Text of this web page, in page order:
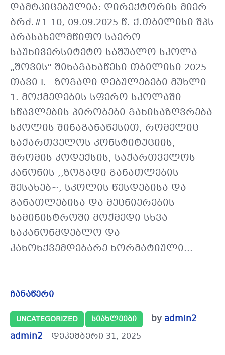
დამტკიცებულია: დირექტორის მიერ
ბრძ.#1-10, 09.09.2025 წ. ქ.თბილისი შპს
არასახელმწიფო საერო
საუნივერსიტეტო საშუალო სკოლა
„შოვის“ შინაგანაწესი თბილისი 2025
თავი I. ზოგადი დებულებები მუხლი
1. მოქმედების სფერო სკოლაში
სწავლების პირობები განისაზღვრება
სკოლის შინაგანაწესით, რომელიც
საქართველოს კონსტიტუციის,
შრომის კოდექსის, საქართველოს
კანონის ,,ზოგადი განათლების
შესახებ~, სკოლის წესდებისა და
განათლებისა და მეცნიერების
სამინისტროში მოქმედი სხვა
საკანონმდებლო და
კანონქვემდებარე ნორმატიული...
ჩანაწერი
UNCATEGORIZED ᲡᲘᲐᲮᲚᲔᲔᲑᲘ byadmin2
admin2
დეკემბერი 31, 2025